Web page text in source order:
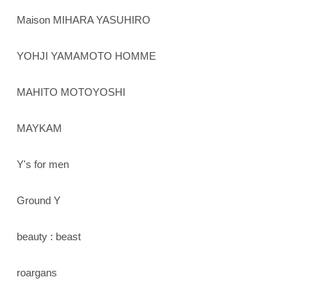
Maison MIHARA YASUHIRO
YOHJI YAMAMOTO HOMME
MAHITO MOTOYOSHI
MAYKAM
Y's for men
Ground Y
beauty : beast
roargans